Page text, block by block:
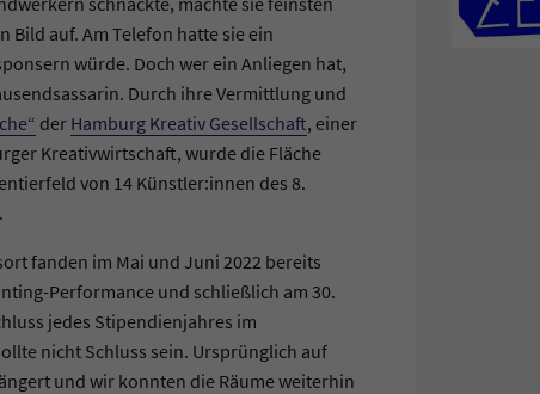
Bild auf. Am Telefon hatte sie ein
würde. Doch wer ein Anliegen hat,
Durch ihre Vermittlung und
der Hamburg Kreativ Gesellschaft, einer
Kreativwirtschaft, wurde die Fläche
von 14 Künstler:innen des 8.
fanden im Mai und Juni 2022 bereits
Performance und schließlich am 30.
jedes Stipendienjahres im
nicht Schluss sein. Ursprünglich auf
und wir konnten die Räume weiterhin